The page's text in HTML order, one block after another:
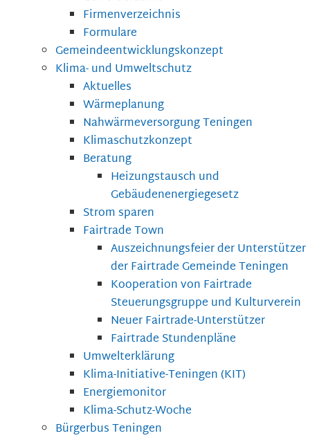
Firmenverzeichnis
Formulare
Gemeindeentwicklungskonzept
Klima- und Umweltschutz
Aktuelles
Wärmeplanung
Nahwärmeversorgung Teningen
Klimaschutzkonzept
Beratung
Heizungstausch und
Gebäudenenergiegesetz
Strom sparen
Fairtrade Town
Auszeichnungsfeier der Unterstützer
der Fairtrade Gemeinde Teningen
Kooperation von Fairtrade
Steuerungsgruppe und Kulturverein
Neuer Fairtrade-Unterstützer
Fairtrade Stundenpläne
Umwelterklärung
Klima-Initiative-Teningen (KIT)
Energiemonitor
Klima-Schutz-Woche
Bürgerbus Teningen